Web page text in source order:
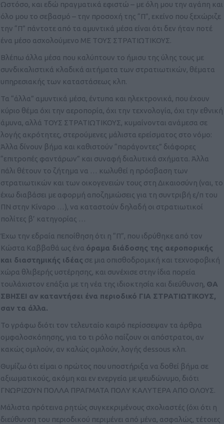
Ωστόσο, και εδώ πραγματικά εφιστώ – με όλη μου την αγάπη και
όλο μου το σεβασμό – την προσοχή της “Π”, εκείνο που ξεχώριζε
την “Π” πάντοτε από τα αμυντικά μέσα είναι ότι δεν ήταν ποτέ
ένα μέσο ασχολούμενο ΜΕ ΤΟΥΣ ΣΤΡΑΤΙΩΤΙΚΟΥΣ.
Βλέπω άλλα μέσα που καλύπτουν το ήμισυ της ύλης τους με
συνδικαλιστικά κλαδικά αιτήματα των στρατιωτικών, θέματα
υπηρεσιακής των καταστάσεως κλπ.
Τα “άλλα” αμυντικά μέσα, έντυπα και ηλεκτρονικά, που έχουν
κύριο θέμα όχι την αεροπορία, όχι την τεχνολογία, όχι την εθνική
άμυνα, αλλά ΤΟΥΣ ΣΤΡΑΤΙΩΤΙΚΟΥΣ, κυμαίνονται ανάμεσα σε
λογής ακρότητες, στερούμενες μάλιστα ερείσματος στο νόμο:
Άλλα δίνουν βήμα και καθιστούν “παράγοντες” διάφορες
“επιτροπές φαντάρων” και συναφή διαλυτικά σχήματα. Άλλα
πάλι θέτουν το ζήτημα να … κωλυθεί η πρόσβαση των
στρατιωτικών και των οικογενειών τους στη Δικαιοσύνη (ναι, το
έχω διαβάσει με αφορμή αποζημιώσεις για τη συντριβή ε/π του
ΠΝ στην Κίναρο …), να καταστούν δηλαδή οι στρατιωτικοί
πολίτες β’ κατηγορίας …
Έχω την εδραία πεποίθηση ότι η “Π”, που ιδρύθηκε από τον
Κώστα Καββαθά ως ένα όραμα διάδοσης της αεροπορικής
και διαστημικής ιδέας σε μια οπισθοδρομική και τεχνοφοβική
χώρα θλιβερής υστέρησης, και συνέχισε στην ίδια πορεία
τουλάχιστον επάξια με τη νέα της ιδιοκτησία και διεύθυνση, ΘΑ
ΣΒΗΣΕΙ αν καταντήσει ένα περιοδικό ΓΙΑ ΣΤΡΑΤΙΩΤΙΚΟΥΣ,
σαν τα άλλα.
Το γράφω διότι τον τελευταίο καιρό περίσσεψαν τα άρθρα
ομφαλοσκόπησης, για το τι ρόλο παίζουν οι απόστρατοι, αν
κακώς ομιλούν, αν καλώς ομιλούν, λογής dessous κλπ.
Θυμίζω ότι είμαι ο πρώτος που υποστήριξα να δοθεί βήμα σε
αξιωματικούς, ακόμη και εν ενεργεία με ψευδώνυμο, διότι
ΓΝΩΡΙΖΟΥΝ ΠΟΛΛΑ ΠΡΑΓΜΑΤΑ ΠΟΛΥ ΚΑΛΥΤΕΡΑ ΑΠΟ ΟΛΟΥΣ.
Μάλιστα πρότεινα ρητώς συγκεκριμένους σχολιαστές (όχι ότι η
διεύθυνση του περιοδικού περιμένει από μένα, ασφαλώς, τέτοιες